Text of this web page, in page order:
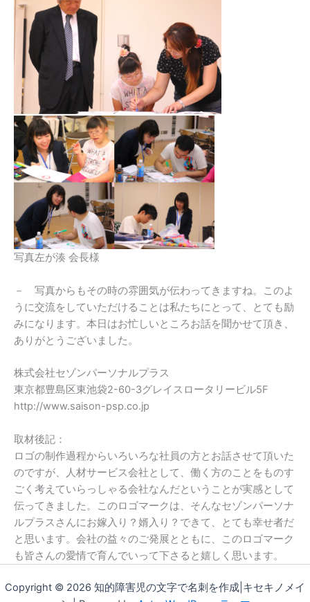
写真左が湊 会長様
－ 写真からもその時の雰囲気が伝わってきますね。このよ
うに交流をしていただけることは私たちにとって、とても励
みになります。本日はお忙しいところお話を聞かせて頂き、
ありがとうございました。
株式会社セゾンパーソナルプラス
東京都豊島区東池袋2-60-3グレイスロータリービル5F
http://www.saison-psp.co.jp
取材後記：
ロゴの制作過程からいろいろな社員の方とお話させて頂いた
のですが、人材サービス会社として、働く方のことをものす
ごく考えていらっしゃる会社なんだということが実感として
伝ってきました。このロゴマークは、そんなセゾンパーソナ
ルプラスさんにお嫁入り？婿入り？できて、とても幸せ者だ
と思います。会社の益々のご発展とともに、このロゴマーク
も皆さんの愛情で育んでいって下さると嬉しく思います。
Copyright © 2026 知的障害児の文字で名刺を作成|キセキノメイ